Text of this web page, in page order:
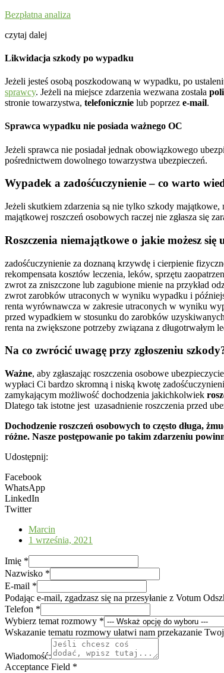
Bezpłatna analiza
czytaj dalej
Likwidacja szkody po wypadku
Jeżeli jesteś osobą poszkodowaną w wypadku, po
sprawcy. Jeżeli na miejsce zdarzenia wezwana została
stronie towarzystwa, telefonicznie lub poprzez e-mail.
Sprawca wypadku nie posiada ważnego OC
Jeżeli sprawca nie posiadał jednak obowiązkowego
pośrednictwem dowolnego towarzystwa ubezpieczeń.
Wypadek a zadośćuczynienie – co warto
Jeżeli skutkiem zdarzenia są nie tylko szkody majątkowe,
majątkowej roszczeń osobowych raczej nie zgłasza się
Roszczenia niemajątkowe o jakie możesz się
zadośćuczynienie za doznaną krzywdę i cierpienie
rekompensata kosztów leczenia, leków, sprzętu
zwrot za zniszczone lub zagubione mienie na przykład
zwrot zarobków utraconych w wyniku wypadku i
renta wyrównawcza w zakresie utraconych w wyniku
przed wypadkiem w stosunku do zarobków
renta na zwiększone potrzeby związana z długotrwałym
Na co zwrócić uwagę przy zgłoszeniu
Ważne, aby zgłaszając roszczenia osobowe
wypłaci Ci bardzo skromną i niską kwotę
zamykającym możliwość dochodzenia jakichkolwiek
Dlatego tak istotne jest uzasadnienie roszczenia przed
Dochodzenie roszczeń osobowych to często długa,
różne. Nasze postępowanie po takim zdarzeniu
Udostępnij:
Facebook
WhatsApp
LinkedIn
Twitter
Marcin
1 września, 2021
Imię *
Nazwisko *
E-mail *
Podając e-mail, zgadzasz się na przesyłanie z Votum
Telefon *
Wybierz temat rozmowy *
Wskazanie tematu rozmowy ułatwi nam przekazanie
Wiadomość:
Acceptance Field *